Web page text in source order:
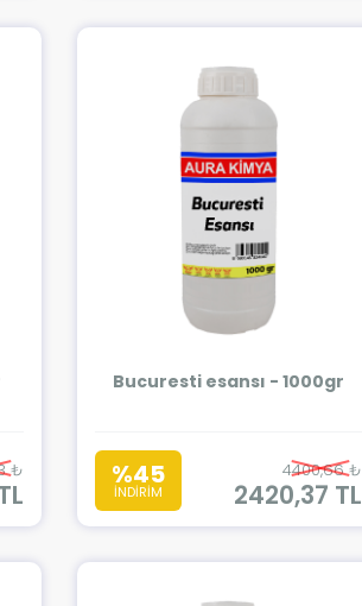
₺
Bucuresti esansı - 1000gr
%45
İNDİRİM
4400,66 ₺
2420,37 TL